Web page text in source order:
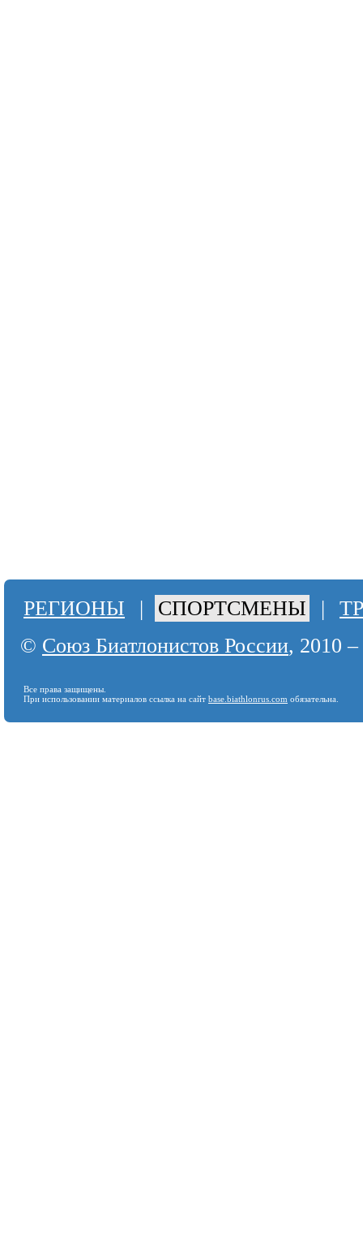
РЕГИОНЫ | СПОРТСМЕНЫ |
© Союз Биатлонистов России, 2010
Все права защищены.
При использовании материалов ссылка на сайт base.biathlonrus.com обязательна.